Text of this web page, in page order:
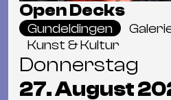
Open Decks
Gundeldingen
Kunst & Kultur
Donnerstag
27. August